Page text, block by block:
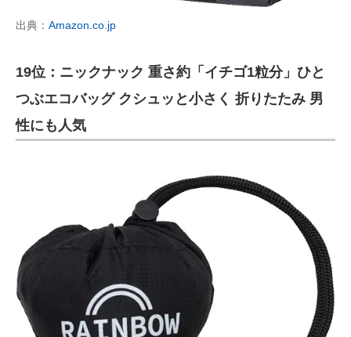
出典： Amazon.co.jp
19位：ニックナック 重さ約「イチゴ1粒分」ひと
つぶエコバッグ クシュッと小さく 折りたたみ 男
性にも人気